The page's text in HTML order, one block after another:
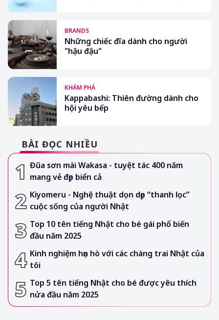
BRANDS
Những chiếc đĩa dành cho người
"hậu đậu"
KHÁM PHÁ
Kappabashi: Thiên đường dành cho
hội yêu bếp
BÀI ĐỌC NHIỀU
Đũa sơn mài Wakasa - tuyệt tác 400 năm
mang vẻ đẹp biển cả
Kiyomeru - Nghệ thuật dọn dẹp “thanh lọc”
cuộc sống của người Nhật
Top 10 tên tiếng Nhật cho bé gái phổ biến
đầu năm 2025
Kinh nghiệm hẹn hò với các chàng trai Nhật của
tôi
Top 5 tên tiếng Nhật cho bé được yêu thích
nửa đầu năm 2025